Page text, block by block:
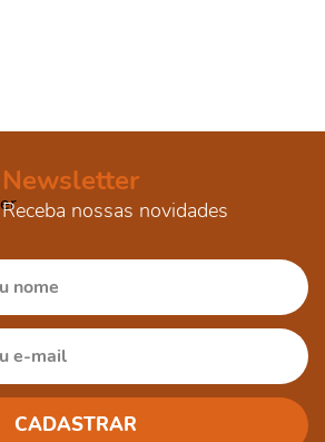
Newsletter
Receba nossas novidades